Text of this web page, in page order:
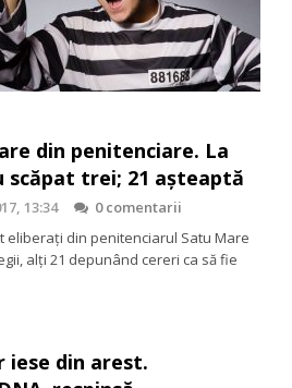
din penitenciare. La
scăpat trei; 21 așteaptă
13:34
0 comentarii
eliberaţi din penitenciarul Satu Mare
alţi 21 depunând cereri ca să fie
iese din arest.